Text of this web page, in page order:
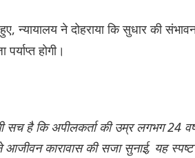
न्यायालय ने दोहराया कि सुधार की
होगी।
सच है कि अपीलकर्ता की उम्र लगभग 24
कारावास की सजा सुनाई, यह स्पष्ट